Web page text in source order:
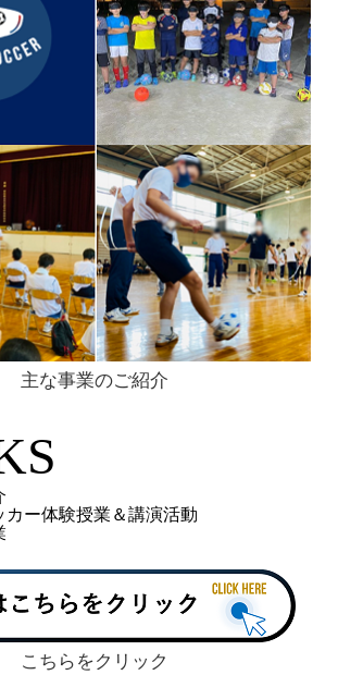
主な事業のご紹介
カー体験授業＆講演活動
こちらをクリック